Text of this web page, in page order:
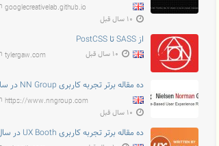
googlecreativelab.github.io
۱۰ سال قبل
از SASS تا PostCSS
tylergaw.com ۱۰ سال قبل
ده مقاله برتر تجربه کاربری NN Group در سال ۲۰۱۶
https://www.nngroup.com
۱۰ سال قبل
ده مقاله برتر تجربه کاربری UX Booth در سال ۲۰۱۶